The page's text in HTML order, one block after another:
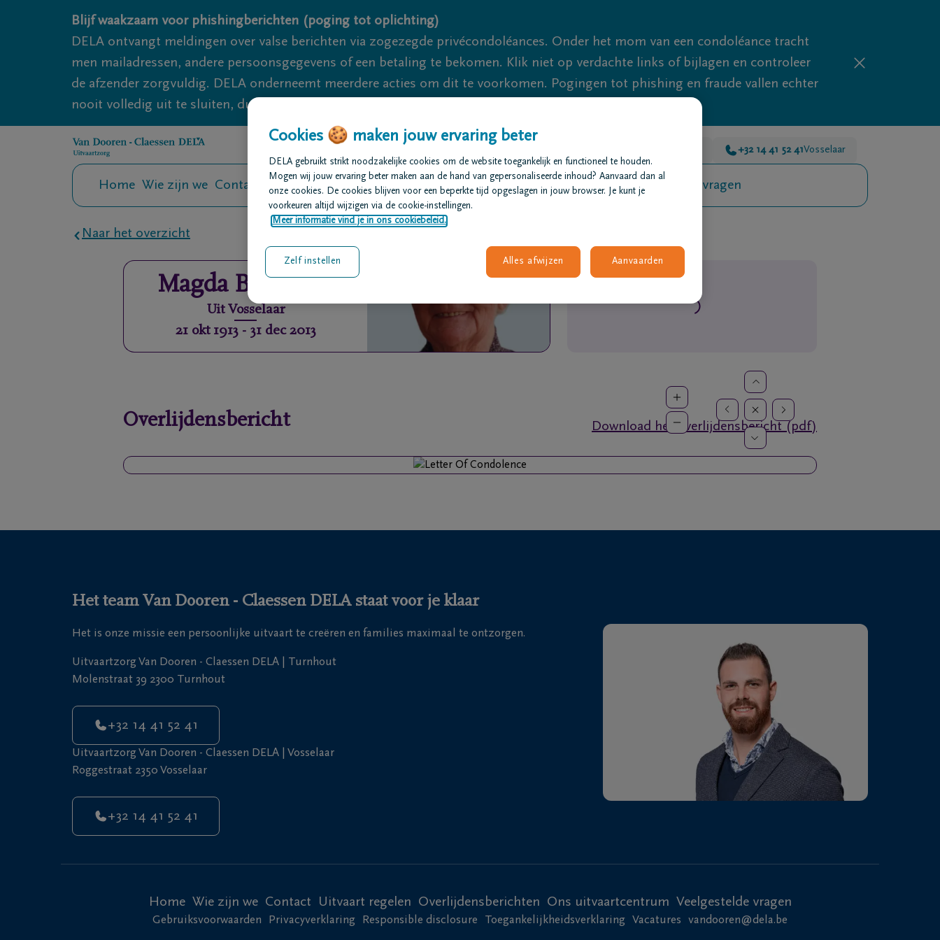
Overslaan en naar inhoud gaan
Blijf waakzaam voor phishingberichten (poging tot oplichting)
DELA ontvangt meldingen over valse berichten via zogezegde privécondoléances. Onder het mom van een condoléance tracht
men mailadressen, andere persoonsgegevens of een betaling te bekomen. Klik niet op verdachte links of bijlagen en controleer
de afzender zorgvuldig. DELA onderneemt meerdere acties om dit te voorkomen. Pogingen tot phishing en fraude vallen echter
nooit volledig uit te sluiten, dus blijf waakzaam.
+32 14 41 52 41Vosselaar
Home Wie zijn we Contact Uitvaart regelen Overlijdensberichten Ons uitvaartcentrum Veelgestelde vragen
Naar het overzicht
Magda Bossaerts
Uit Vosselaar
21 okt 1913- 31 dec 2013
Overlijdensbericht Download het overlijdensbericht (pdf)
Het team Van Dooren - Claessen DELA staat voor je klaar
Het is onze missie een persoonlijke uitvaart te creëren en families maximaal te ontzorgen.
Uitvaartzorg Van Dooren - Claessen DELA | Turnhout
Molenstraat 39 2300 Turnhout
+32 14 41 52 41
Uitvaartzorg Van Dooren - Claessen DELA | Vosselaar
Roggestraat 2350 Vosselaar
+32 14 41 52 41
Home Wie zijn we Contact Uitvaart regelen Overlijdensberichten Ons uitvaartcentrum Veelgestelde vragen
Gebruiksvoorwaarden Privacyverklaring Responsible disclosure Toegankelijkheidsverklaring Vacatures vandooren@dela.be
Cookies 🍪 maken jouw ervaring beter
DELA gebruikt strikt noodzakelijke cookies om de website toegankelijk en functioneel te houden.
Mogen wij jouw ervaring beter maken aan de hand van gepersonaliseerde inhoud? Aanvaard dan al
onze cookies. De cookies blijven voor een beperkte tijd opgeslagen in jouw browser. Je kunt je
voorkeuren altijd wijzigen via de cookie-instellingen.
Meer informatie vind je in ons cookiebeleid.
Alles afwijzen Aanvaarden
Zelf instellen